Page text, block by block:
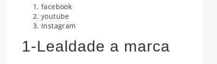
facebook
youtube
Instagram
1-Lealdade a marca